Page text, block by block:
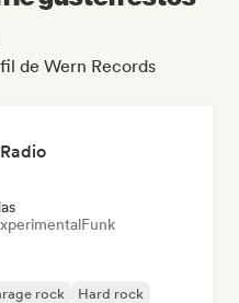
de Wern Records
Funk
rock
Hard rock